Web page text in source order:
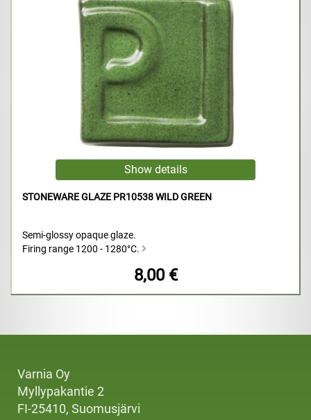
STONEWARE GLAZE PR10538 WILD GREEN
Semi-glossy opaque glaze.
Firing range 1200 - 1280°C.
8,00 €
Varnia Oy
Myllypakantie 2
FI-25410, Suomusjärvi